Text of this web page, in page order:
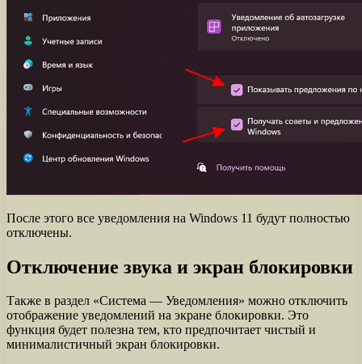
После этого все уведомления на Windows 11 будут полностью
отключены.
Отключение звука и экран блокировки
Также в раздел «Система — Уведомления» можно отключить
отображение уведомлений на экране блокировки. Это
функция будет полезна тем, кто предпочитает чистый и
минималистичный экран блокировки.